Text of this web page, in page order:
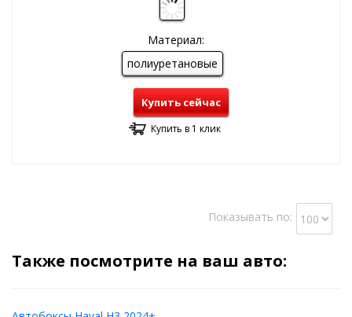
Материал:
полиуретановые
Купить сейчас
Купить в 1 клик
Показывать по:
Также посмотрите на ваш авто: